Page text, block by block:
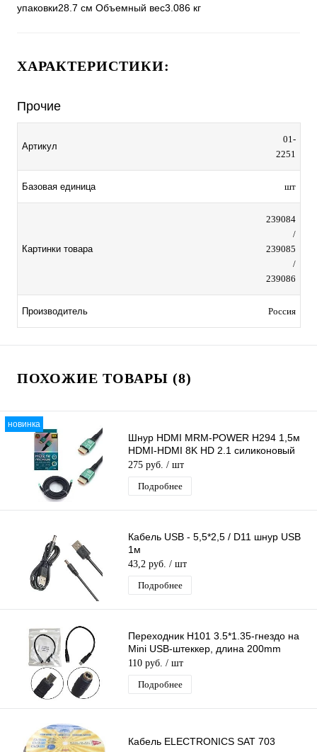
упаковки28.7 см Объемный вес3.086 кг
ХАРАКТЕРИСТИКИ:
Прочие
Артикул
01-
2251
Базовая единица шт
Картинки товара
239084
/
239085
/
239086
Производитель Россия
ПОХОЖИЕ ТОВАРЫ (8)
новинка
Шнур HDMI MRM-POWER H294 1,5м
HDMI-HDMI 8K HD 2.1 силиконовый
275 руб. / шт
Подробнее
Кабель USB - 5,5*2,5 / D11 шнур USB
1м
43,2 руб. / шт
Подробнее
Переходник H101 3.5*1.35-гнездо на
Mini USB-штеккер, длина 200mm
110 руб. / шт
Подробнее
Кабель ELECTRONICS SAT 703